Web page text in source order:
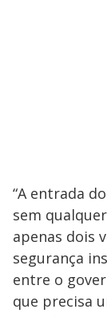
“A entrada
sem
apenas dois
segurança
entre o
que precisa